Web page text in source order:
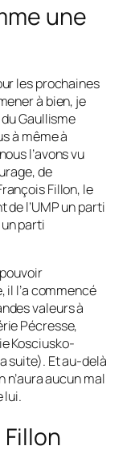
une
les prochaines
à bien, je
Gaullisme
à même à
l’avons vu
de
Fillon, le
l’UMP un parti
parti
l’a commencé
valeurs à
Pécresse,
Kosciusko-
suite). Et au-delà
n’aura aucun mal
lui.